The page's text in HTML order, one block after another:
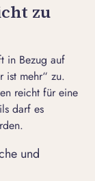
zu
in Bezug auf
ist mehr“ zu.
reicht für eine
darf es
und